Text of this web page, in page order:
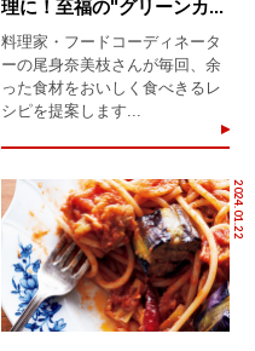
理に！至福の"グリーンカ...
料理家・フードコーディネータ
ーの尾身奈美枝さんが毎回、余
った食材をおいしく食べきるレ
シピを提案します...
2024.01.22